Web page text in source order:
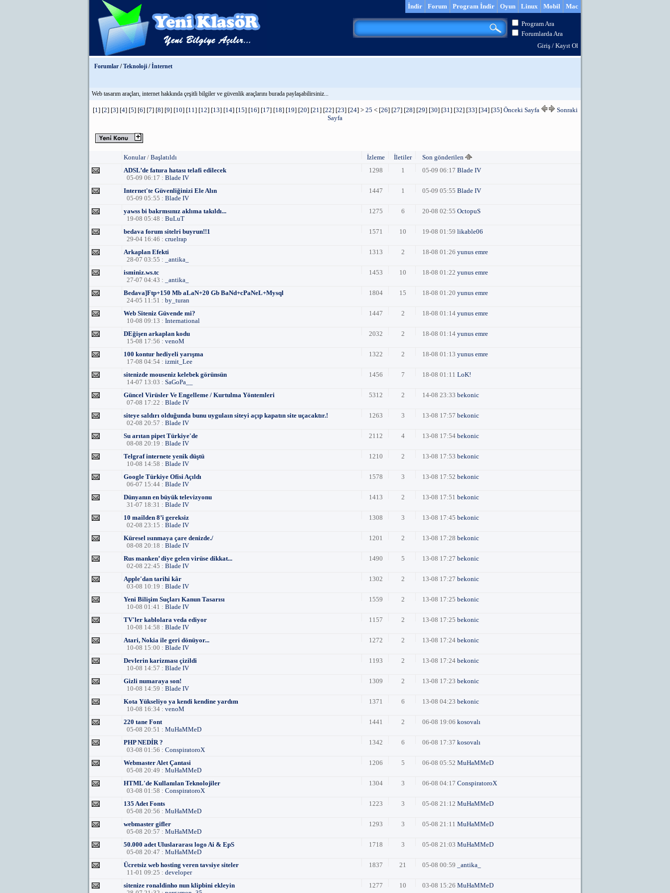
Mac
Mobil
Linux
Oyun
Program İndir
Forum
İndir
Program Ara
Forumlarda Ara
Giriş / Kayıt Ol
Forumlar /Teknoloji /İnternet
Web tasarım araçları, internet hakkında çeşitli bilgiler ve güvenlik araçlarını burada paylaşabilirsiniz...
[1] [2] [3] [4] [5] [6] [7] [8] [9] [10] [11] [12] [13] [14] [15] [16] [17] [18] [19] [20] [21] [22] [23] [24] > 25 < [26] [27] [28] [29] [30] [31] [32] [33] [34] [35] Önceki Sayfa
Sonraki
Sayfa
Konular/ Başlatıldı İzleme İletiler
Son gönderilen
ADSL’de fatura hatası telafi edilecek
05-09 06:17 : Blade IV
1298 1 05-09 06:17 Blade IV
Internet'te Güvenliğinizi Ele Alın
05-09 05:55 : Blade IV
1447 1 05-09 05:55 Blade IV
yawss bi bakrmsınız aklıma takıldı...
19-08 05:48 : BuLuT
1275 6 20-08 02:55 OctopuS
bedava forum sitelri buyrun!!1
29-04 16:46 : cruelrap
1571 10 19-08 01:59 likable06
Arkaplan Efekti
28-07 03:55 :
_antika_
1313 2 18-08 01:26 yunus emre
isminiz.ws.tc
27-07 04:43 :
_antika_
1453 10 18-08 01:22 yunus emre
Bedava]Ftp+150 Mb aLaN+20 Gb BaNd+cPaNeL+Mysql
24-05 11:51 : by_turan
1804 15 18-08 01:20 yunus emre
Web Siteniz Güvende mi?
10-08 09:13 : International
1447 2 18-08 01:14 yunus emre
DEğişen arkaplan kodu
15-08 17:56 : venoM
2032 2 18-08 01:14 yunus emre
100 kontur hediyeli yarışma
17-08 04:54 : izmit_Lee
1322 2 18-08 01:13 yunus emre
sitenizde mouseniz kelebek görünsün
14-07 13:03 : SaGoPa__
1456 7 18-08 01:11 LoK!
Güncel Virüsler Ve Engelleme / Kurtulma Yöntemleri
07-08 17:22 : Blade IV
5312 2 14-08 23:33 bekonic
siteye saldırı olduğunda bunu uygulaın siteyi açıp kapatın site uçacaktır.!
02-08 20:57 : Blade IV
1263 3 13-08 17:57 bekonic
Su arıtan pipet Türkiye'de
08-08 20:19 : Blade IV
2112 4 13-08 17:54 bekonic
Telgraf internete yenik düştü
10-08 14:58 : Blade IV
1210 2 13-08 17:53 bekonic
Google Türkiye Ofisi Açıldı
06-07 15:44 : Blade IV
1578 3 13-08 17:52 bekonic
Dünyanın en büyük televizyonu
31-07 18:31 : Blade IV
1413 2 13-08 17:51 bekonic
10 mailden 8’i gereksiz
02-08 23:15 : Blade IV
1308 3 13-08 17:45 bekonic
Küresel ısınmaya çare denizde./
08-08 20:18 : Blade IV
1201 2 13-08 17:28 bekonic
Rus manken’ diye gelen virüse dikkat...
02-08 22:45 : Blade IV
1490 5 13-08 17:27 bekonic
Apple'dan tarihi kâr
03-08 10:19 : Blade IV
1302 2 13-08 17:27 bekonic
Yeni Bilişim Suçları Kanun Tasarısı
10-08 01:41 : Blade IV
1559 2 13-08 17:25 bekonic
TV'ler kablolara veda ediyor
10-08 14:58 : Blade IV
1157 2 13-08 17:25 bekonic
Atari, Nokia ile geri dönüyor...
10-08 15:00 : Blade IV
1272 2 13-08 17:24 bekonic
Devlerin karizması çizildi
10-08 14:57 : Blade IV
1193 2 13-08 17:24 bekonic
Gizli numaraya son!
10-08 14:59 : Blade IV
1309 2 13-08 17:23 bekonic
Kota Yükseliyo ya kendi kendine yardım
10-08 16:34 : venoM
1371 6 13-08 04:23 bekonic
220 tane Font
05-08 20:51 : MuHaMMeD
1441 2 06-08 19:06 kosovalı
PHP NEDİR ?
03-08 01:56 : ConspiratoroX
1342 6 06-08 17:37 kosovalı
Webmaster Alet Çantasi
05-08 20:49 : MuHaMMeD
1206 5 06-08 05:52 MuHaMMeD
HTML'de Kullanılan Teknolojiler
03-08 01:58 : ConspiratoroX
1304 3 06-08 04:17 ConspiratoroX
135 Adet Fonts
05-08 20:56 : MuHaMMeD
1223 3 05-08 21:12 MuHaMMeD
webmaster gifler
05-08 20:57 : MuHaMMeD
1293 3 05-08 21:11 MuHaMMeD
50.000 adet Uluslararası logo Ai & EpS
05-08 20:47 : MuHaMMeD
1718 3 05-08 21:03 MuHaMMeD
Ücretsiz web hosting veren tavsiye siteler
11-01 09:25 : developer
1837 21 05-08 00:59 _antika_
sitenize ronaldinho nun klipbini ekleyin
1277 10 03-08 15:26 MuHaMMeD